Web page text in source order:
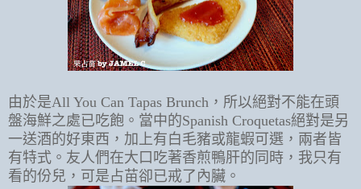
由於是All You Can Tapas Brunch，所以絕對不能在頭
盤海鮮之處已吃飽。當中的Spanish Croquetas絕對是另
一送酒的好東西，加上有白毛豬或龍蝦可選，兩者皆
有特式。友人們在大口吃著香煎鴨肝的同時，我只有
看的份兒，可是占苗卻已戒了內臟。